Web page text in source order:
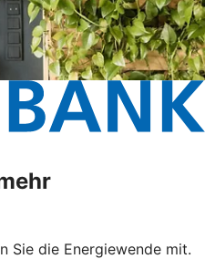
Sie die Energiewende mit.